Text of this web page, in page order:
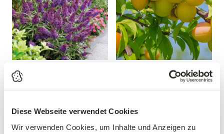
Diese Webseite verwendet Cookies
Wir verwenden Cookies, um Inhalte und Anzeigen zu
Sommerflieder 'Butterfly
Candy® Little Purple'
Buddleja davidii 'Butterfly
19,99 €
Mirabelle 'Mirabelle von
Prunus domestica 'Mirabelle